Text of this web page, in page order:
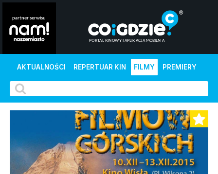
AKTUALNOŚCI REPERTUAR KIN FILMY PREMIERY